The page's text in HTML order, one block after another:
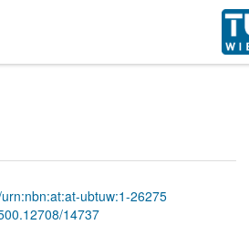
ubtuw:1-26275
14737